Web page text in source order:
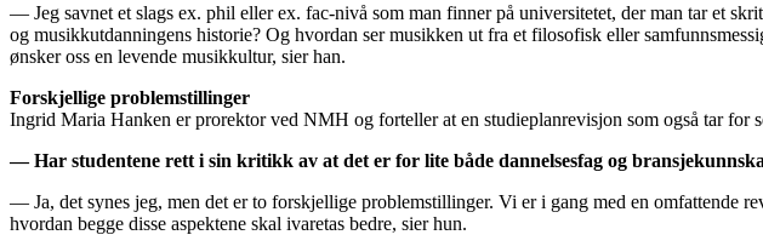
— Jeg savnet et slags ex. phil eller ex. fac-nivå som man finner på universitetet, der man tar et
og musikkutdanningens historie? Og hvordan ser musikken ut fra et filosofisk eller
ønsker oss en levende musikkultur, sier han.
Forskjellige problemstillinger
Ingrid Maria Hanken er prorektor ved NMH og forteller at en studieplanrevisjon som også tar for
—Har studentene rett i sin kritikk av at det er for lite både dannelsesfag og
— Ja, det synes jeg, men det er to forskjellige problemstillinger. Vi er i gang med en omfattende
hvordan begge disse aspektene skal ivaretas bedre, sier hun.